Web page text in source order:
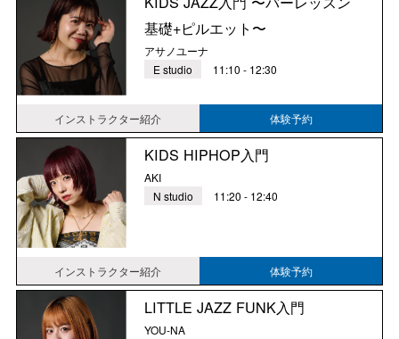
基礎+ピルエット〜
アサノユーナ
E studio
11:10 - 12:30
インストラクター紹介 体験予約
KIDS HIPHOP入門
AKI
N studio
11:20 - 12:40
インストラクター紹介 体験予約
LITTLE JAZZ FUNK入門
YOU-NA